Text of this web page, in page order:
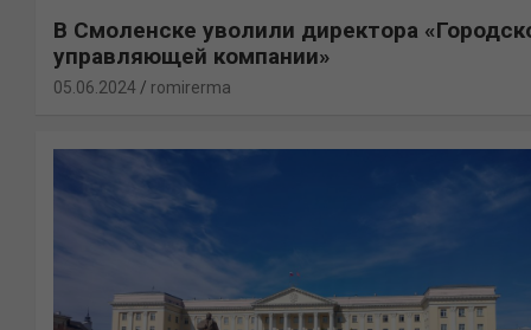
В Смоленске уволили директора
управляющей компании»
05.06.2024 romirerma